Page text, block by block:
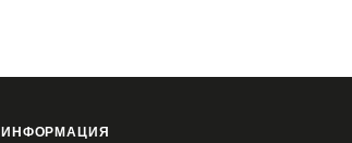
ИНФОРМАЦИЯ